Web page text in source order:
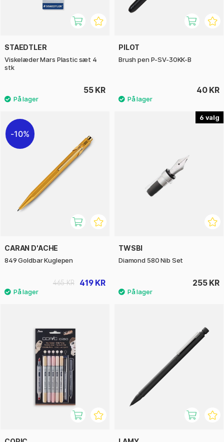
STAEDTLER
Viskelæder Mars Plastic sæt 4
stk
55 KR
PILOT
Brush pen P-SV-30KK-B
40 KR
10%
CARAN D'ACHE
849 Goldbar Kuglepen
419 KR
465 KR
6
TWSBI
Diamond 580 Nib Set
255 KR